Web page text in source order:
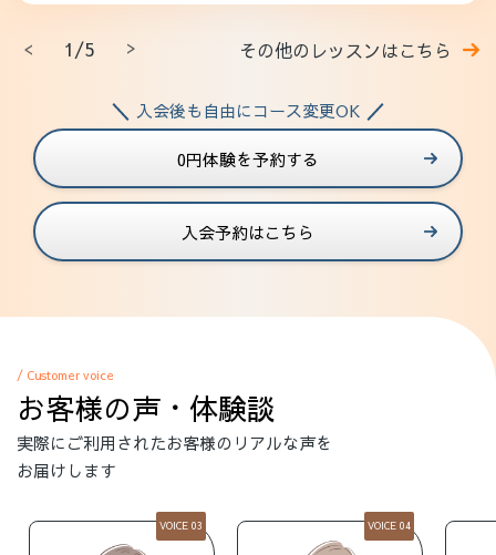
1/5 その他のレッスンはこちら
入会後も自由にコース変更OK
0円体験を予約する
入会予約はこちら
/ Customer voice
お客様の声・体験談
実際にご利用されたお客様のリアルな声を
お届けします
VOICE 04 VOICE 05